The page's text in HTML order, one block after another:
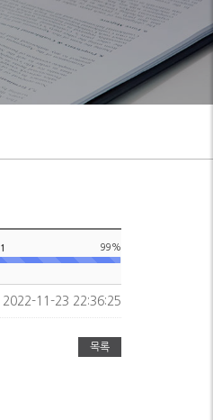
1 99%
2022-11-23 22:36:25
목록